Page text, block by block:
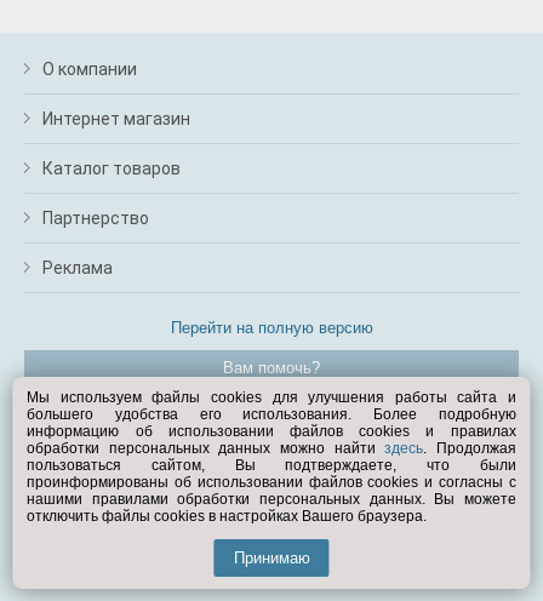
О компании
Интернет магазин
Каталог товаров
Партнерство
Реклама
Перейти на полную версию
Вам помочь?
© Exist.ru 1998—2026
Мы используем файлы cookies для улучшения работы сайта и
большего удобства его использования. Более подробную
информацию об использовании файлов cookies и правилах
обработки персональных данных можно найтиздесь. Продолжая
пользоваться сайтом, Вы подтверждаете, что были
проинформированы об использовании файлов cookies и согласны с
нашими правилами обработки персональных данных. Вы можете
отключить файлы cookies в настройках Вашего браузера.
Принимаю